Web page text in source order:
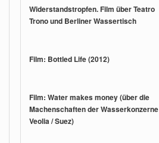
Widerstandstropfen. Film über Teatro
Trono und Berliner Wassertisch
Film: Bottled Life (2012)
Film: Water makes money (über die
Machenschaften der Wasserkonzerne
Veolia / Suez)